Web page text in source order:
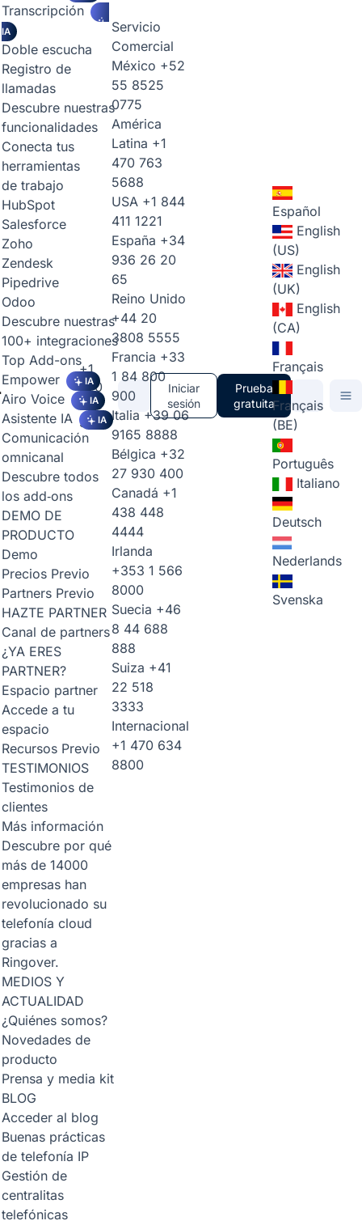
Transcripción
IA
Doble escucha
Registro de
llamadas
Descubre nuestras
funcionalidades
Conecta tus
herramientas
de trabajo
HubSpot
Salesforce
Zoho
Zendesk
Pipedrive
Odoo
Descubre nuestras
100+ integraciones
Top Add-ons
Empower
IA
Airo Voice IA
Asistente IA IA
Comunicación
omnicanal
Descubre todos
los add‑ons
DEMO DE
PRODUCTO
Demo
Precios Previo
Partners Previo
HAZTE PARTNER
Canal de partners
¿YA ERES
PARTNER?
Espacio partner
Accede a tu
espacio
Recursos Previo
TESTIMONIOS
Testimonios de
clientes
Más información
Descubre por qué
más de 14000
empresas han
revolucionado su
telefonía cloud
gracias a
Ringover.
MEDIOS Y
ACTUALIDAD
¿Quiénes somos?
Novedades de
producto
Prensa y media kit
BLOG
Acceder al blog
Buenas prácticas
de telefonía IP
Gestión de
centralitas
telefónicas
+1
470
763
5688
Servicio
Comercial
México +52
55 8525
0775
América
Latina +1
470 763
5688
USA +1 844
411 1221
España +34
936 26 20
65
Reino Unido
+44 20
3808 5555
Francia +33
1 84 800
900
Italia +39 06
9165 8888
Bélgica +32
27 930 400
Canadá +1
438 448
4444
Irlanda
+353 1 566
8000
Suecia +46
8 44 688
888
Suiza +41
22 518
3333
Internacional
+1 470 634
8800
Iniciar
sesión
Prueba
gratuita
Español
English
(US)
English
(UK)
English
(CA)
Français
Français
(BE)
Português
Italiano
Deutsch
Nederlands
Svenska